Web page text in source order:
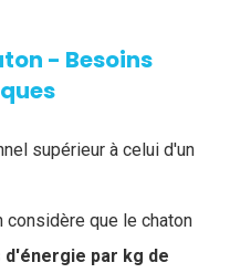
- Besoins
supérieur à celui d'un
considère que le chaton
d'énergie par kg de